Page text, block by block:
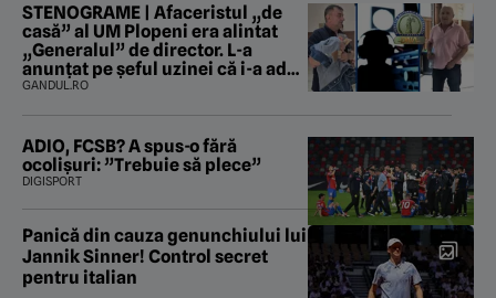
STENOGRAME | Afaceristul „de
casă” al UM Plopeni era alintat
„Generalul” de director. L-a
anunțat pe șeful uzinei că i-a adus
„subțireanu, așa”
GANDUL.RO
ADIO, FCSB? A spus-o fără
ocolișuri: ”Trebuie să plece”
DIGISPORT
Panică din cauza genunchiului lui
Jannik Sinner! Control secret
pentru italian